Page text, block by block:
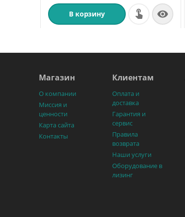
В корзину 
Магазин
О компании
Миссия и
ценности
Карта сайта
Контакты
Клиентам
Оплата и
доставка
Гарантия и
сервис
Правила
возврата
Наши услуги
Оборудование в
лизинг